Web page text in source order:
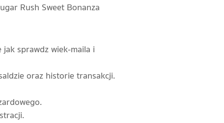
Rush Sweet Bonanza
sprawdz wiek-maila i
oraz historie transakcji.